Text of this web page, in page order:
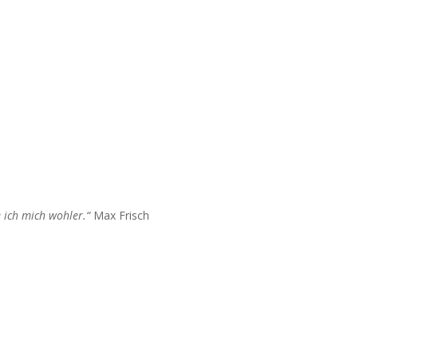
ich mich wohler.“Max Frisch